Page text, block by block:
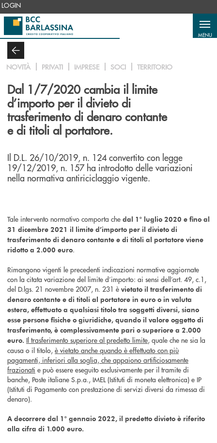
Salta al contenuto principale
LOGIN
MENU
NOVITÀ PRIVATI IMPRESE SOCI TERRITORIO
Dal 1/7/2020 cambia il limite
d’importo per il divieto di
trasferimento di denaro contante
e di titoli al portatore.
Il D.L. 26/10/2019, n. 124 convertito con legge
19/12/2019, n. 157 ha introdotto delle variazioni
nella normativa antiriciclaggio vigente.
Tale intervento normativo comporta che dal 1° luglio 2020 e fino al
31 dicembre 2021 il limite d’importo per il divieto di
trasferimento di denaro contante e di titoli al portatore viene
ridotto a 2.000 euro.
Rimangono vigenti le precedenti indicazioni normative aggiornate
con la citata variazione del limite d’importo: ai sensi dell’art. 49, c.1,
del D.lgs. 21 novembre 2007, n. 231 è vietato il trasferimento di
denaro contante e di titoli al portatore in euro o in valuta
estera, effettuato a qualsiasi titolo tra soggetti diversi, siano
esse persone fisiche o giuridiche, quando il valore oggetto di
trasferimento, è complessivamente pari o superiore a 2.000
euro. Il trasferimento superiore al predetto limite, quale che ne sia la
causa o il titolo, è vietato anche quando è effettuato con più
pagamenti, inferiori alla soglia, che appaiono artificiosamente
frazionati e può essere eseguito esclusivamente per il tramite di
banche, Poste italiane S.p.a., IMEL (Istituti di moneta elettronica) e IP
(Istituti di Pagamento con prestazione di servizi diversi da rimessa di
denaro).
A decorrere dal 1° gennaio 2022, il predetto divieto è riferito
alla cifra di 1.000 euro.